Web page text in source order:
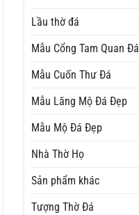
Lầu thờ đá
Mẫu Cổng Tam Quan Đá
Mẫu Cuốn Thư Đá
Mẫu Lăng Mộ Đá Đẹp
Mẫu Mộ Đá Đẹp
Nhà Thờ Họ
Sản phẩm khác
Tượng Thờ Đá